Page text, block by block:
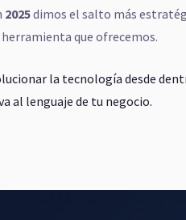
2025dimos el salto más
que ofrecemos.
la tecnología desde
al lenguaje de tu negocio.